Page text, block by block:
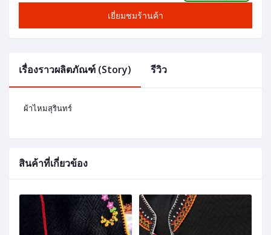
เยี่ยมชมร้านค้า
เรื่องราวผลิตภัณฑ์ (Story) รีวิว
ผ้าไหมสุรินทร์
สินค้าที่เกี่ยวข้อง